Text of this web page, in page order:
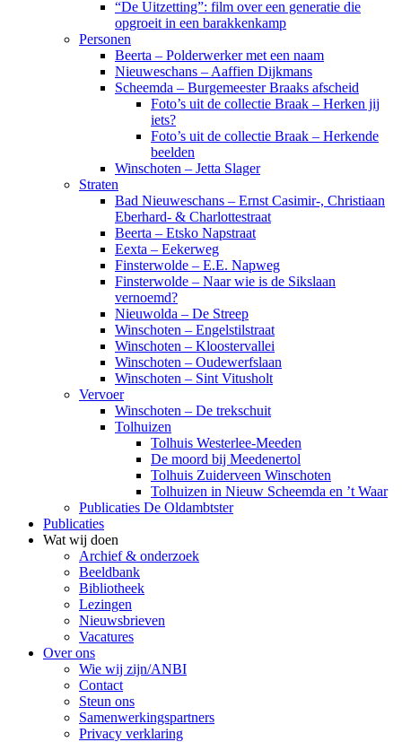
“De Uitzetting”: film over een generatie die
opgroeit in een barakkenkamp
Personen
Beerta – Polderwerker met een naam
Nieuweschans – Aaffien Dijkmans
Scheemda – Burgemeester Braaks afscheid
Foto’s uit de collectie Braak – Herken jij
iets?
Foto’s uit de collectie Braak – Herkende
beelden
Winschoten – Jetta Slager
Straten
Bad Nieuweschans – Ernst Casimir-, Christiaan
Eberhard- & Charlottestraat
Beerta – Etsko Napstraat
Eexta – Eekerweg
Finsterwolde – E.E. Napweg
Finsterwolde – Naar wie is de Sikslaan
vernoemd?
Nieuwolda – De Streep
Winschoten – Engelstilstraat
Winschoten – Kloostervallei
Winschoten – Oudewerfslaan
Winschoten – Sint Vitusholt
Vervoer
Winschoten – De trekschuit
Tolhuizen
Tolhuis Westerlee-Meeden
De moord bij Meedenertol
Tolhuis Zuiderveen Winschoten
Tolhuizen in Nieuw Scheemda en ’t Waar
Publicaties De Oldambtster
Publicaties
Wat wij doen
Archief & onderzoek
Beeldbank
Bibliotheek
Lezingen
Nieuwsbrieven
Vacatures
Over ons
Wie wij zijn/ANBI
Contact
Steun ons
Samenwerkingspartners
Privacy verklaring